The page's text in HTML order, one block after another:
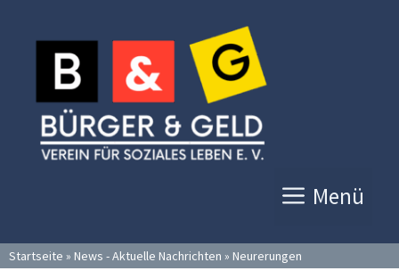
Inhalt
springen
Menü
Startseite » News - Aktuelle Nachrichten » Neurerungen